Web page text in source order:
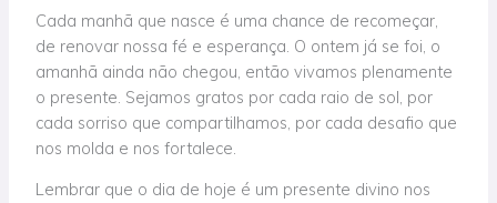
Cada manhã que nasce é uma chance de recomeçar,
de renovar nossa fé e esperança. O ontem já se foi, o
amanhã ainda não chegou, então vivamos plenamente
o presente. Sejamos gratos por cada raio de sol, por
cada sorriso que compartilhamos, por cada desafio que
nos molda e nos fortalece.
Lembrar que o dia de hoje é um presente divino nos